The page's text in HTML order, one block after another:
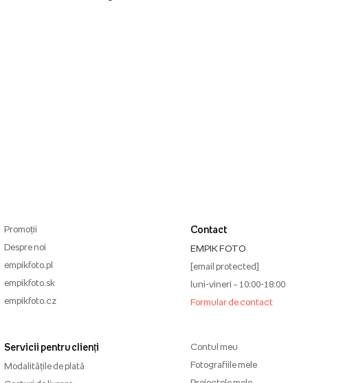
Promoții
Despre noi
empikfoto.pl
empikfoto.sk
empikfoto.cz
Servicii pentru clienți
Modalitățile de plată
Contact
EMPIK FOTO
[email protected]
luni-vineri – 10:00-18:00
Formular de contact
Contul meu
Fotografiile mele